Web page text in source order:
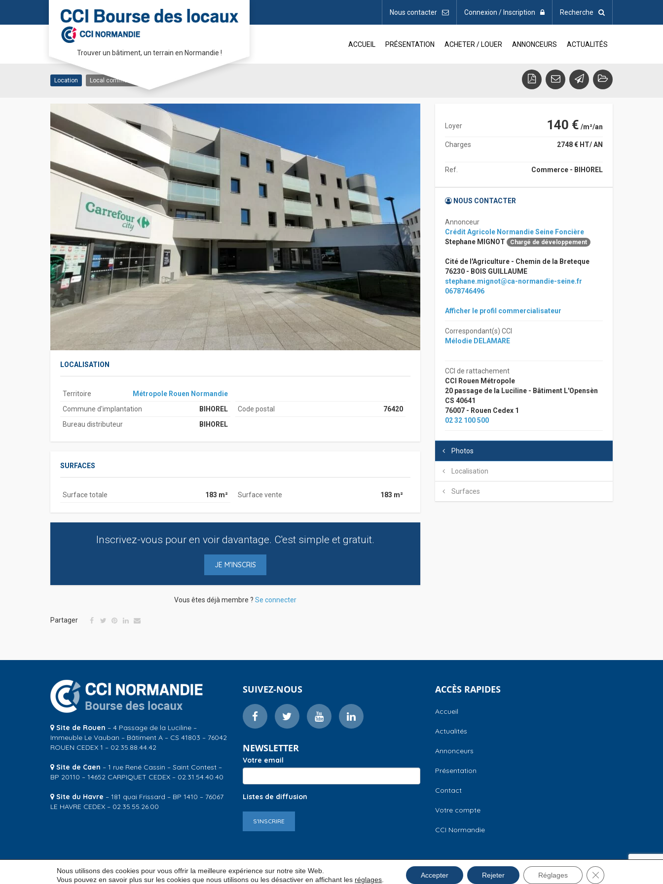
Nous contacter Connexion / Inscription Recherche
Trouver un bâtiment, un terrain en Normandie !
ACCUEIL PRÉSENTATION ACHETER / LOUER ANNONCEURS ACTUALITÉS
Commerce 180 m² – BIHOREL
76420 BIHOREL
Location Local commercial
Loyer 140 € /m²/an
Charges 2748 € HT/ AN
Ref. Commerce - BIHOREL
NOUS CONTACTER
Annonceur
Crédit Agricole Normandie Seine Foncière
Stephane MIGNOT
Chargé de développement
Cité de l'Agriculture - Chemin de la Breteque
76230 - BOIS GUILLAUME
stephane.mignot@ca-normandie-seine.fr
0678746496
Afficher le profil commercialisateur
Correspondant(s) CCI
Mélodie DELAMARE
CCI de rattachement
CCI Rouen Métropole
20 passage de la Luciline - Bâtiment L'Opensèn
CS 40641
76007 - Rouen Cedex 1
02 32 100 500
Photos
Localisation
Surfaces
LOCALISATION
Territoire
Métropole Rouen Normandie
Commune d'implantation
BIHOREL Code postal
76420
Bureau distributeur
BIHOREL
SURFACES
Surface totale 183 m² Surface vente 183 m²
Inscrivez-vous pour en voir davantage. C'est simple et gratuit.
JE M'INSCRIS
Vous êtes déjà membre ? Se connecter
Partager
Site de Rouen – 4 Passage de la Luciline –
Immeuble Le Vauban – Bâtiment A – CS 41803 – 76042
ROUEN CEDEX 1 – 02.35.88.44.42
Site de Caen – 1 rue René Cassin – Saint Contest –
BP 20110 – 14652 CARPIQUET CEDEX – 02.31.54.40.40
Site du Havre – 181 quai Frissard – BP 1410 – 76067
LE HAVRE CEDEX – 02.35.55.26.00
SUIVEZ-NOUS
NEWSLETTER
Votre email
Listes de diffusion
S'INSCRIRE
ACCÈS RAPIDES
Accueil
Actualités
Annonceurs
Présentation
Contact
Votre compte
CCI Normandie
Mentions légales
© 2026CCI Normandie – Bourse des locaux
Nous utilisons des cookies pour vous offrir la meilleure expérience sur notre site Web.
Vous pouvez en savoir plus sur les cookies que nous utilisons ou les désactiver en affichant les réglages
Accepter Rejeter Réglages Fermer la bannière